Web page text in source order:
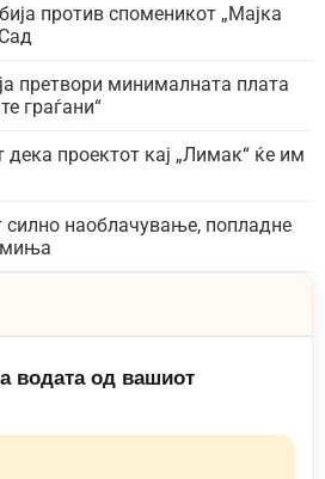
против споменикот „Мајка
претвори минималната плата
граѓани“
дека проектот кај „Лимак“ ќе им
силно наоблачување, попладне
водата од вашиот